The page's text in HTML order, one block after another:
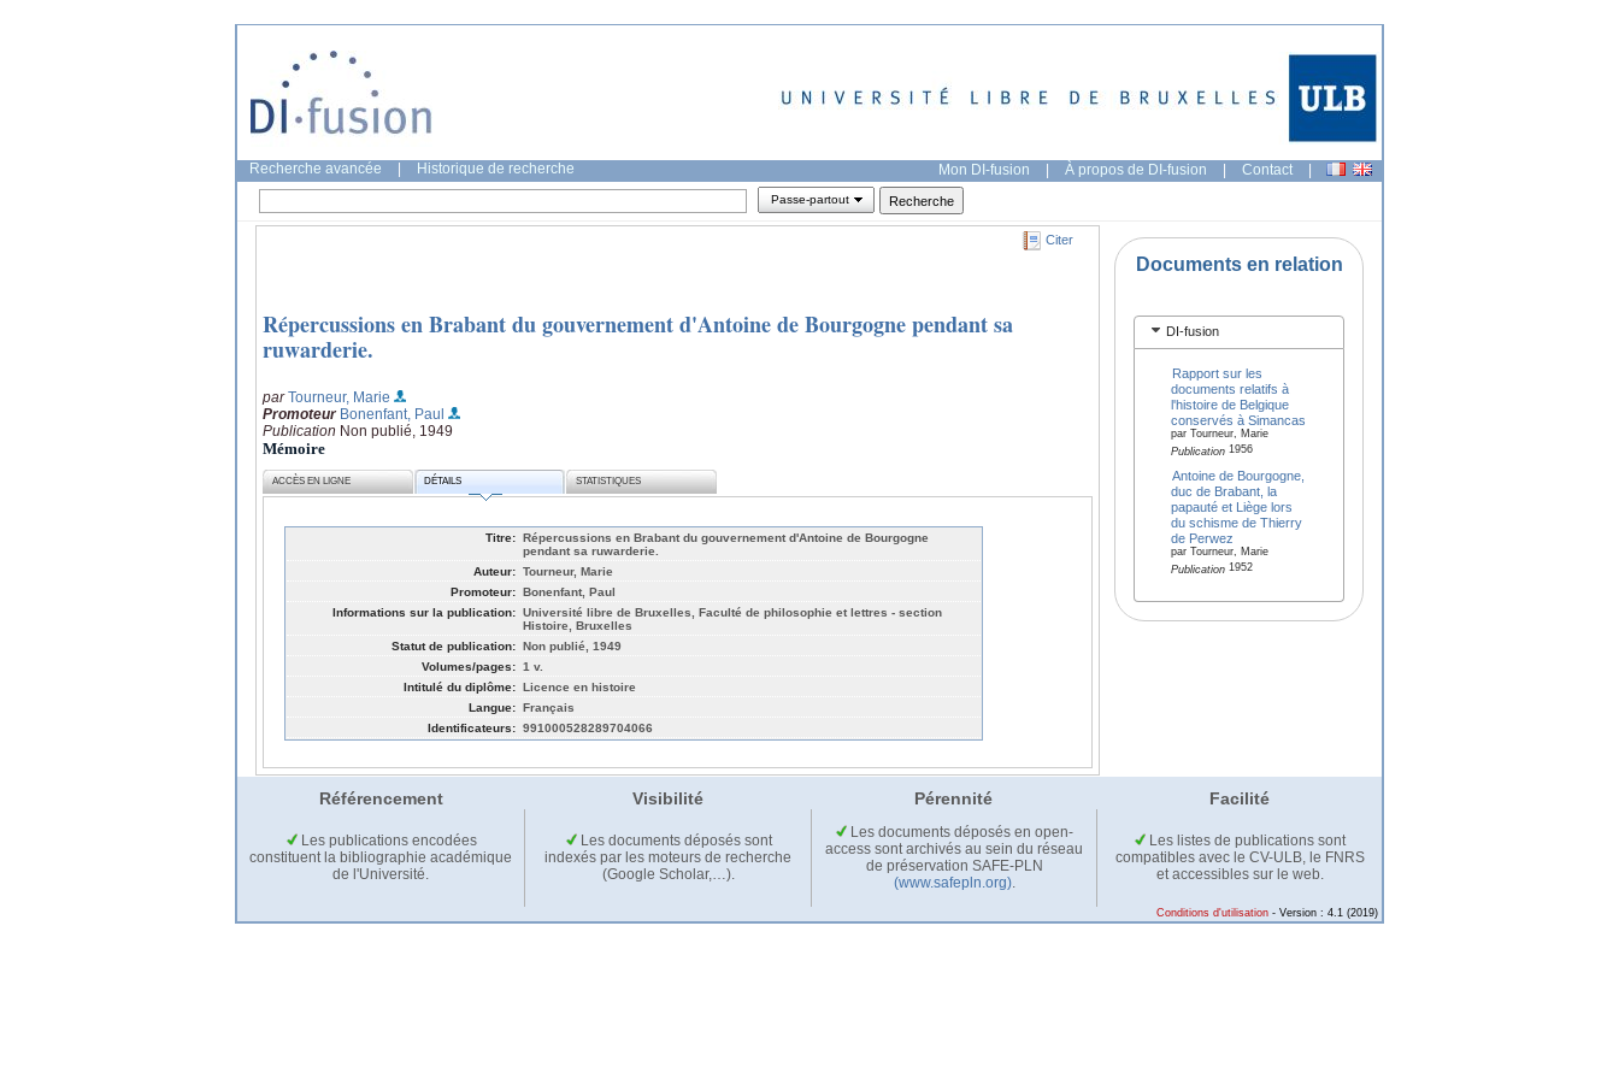
Recherche avancée Historique de recherche Mon DI-fusion | À propos de DI-fusion | Contact |
Passe-partout
Citer
Répercussions en Brabant du gouvernement d'Antoine de Bourgogne pendant sa
ruwarderie.
parTourneur, Marie
Promoteur Bonenfant, Paul
Publication Non publié, 1949
Mémoire
ACCÈS EN LIGNE DÉTAILS STATISTIQUES
Titre: Répercussions en Brabant du gouvernement d'Antoine de Bourgogne
pendant sa ruwarderie.
Auteur: Tourneur, Marie
Promoteur: Bonenfant, Paul
Informations sur la publication: Université libre de Bruxelles, Faculté de philosophie et lettres - section
Histoire, Bruxelles
Statut de publication: Non publié, 1949
Volumes/pages: 1 v.
Intitulé du diplôme: Licence en histoire
Langue: Français
Identificateurs: 991000528289704066
Documents en relation
DI-fusion
Rapport sur les
documents relatifs à
l'histoire de Belgique
conservés à Simancas
par Tourneur, Marie
Publication1956
Antoine de Bourgogne,
duc de Brabant, la
papauté et Liège lors
du schisme de Thierry
de Perwez
par Tourneur, Marie
Publication1952
Référencement Visibilité Pérennité Facilité
Les publications encodées
constituent la bibliographie académique
de l'Université.
Les documents déposés sont
indexés par les moteurs de recherche
(Google Scholar,…).
Les documents déposés en open-
access sont archivés au sein du réseau
de préservation SAFE-PLN
(www.safepln.org).
Les listes de publications sont
compatibles avec le CV-ULB, le FNRS
et accessibles sur le web.
Conditions d'utilisation - Version : 4.1 (2019)